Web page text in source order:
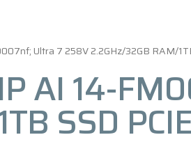
Ultra 7 258V 2.2GHz/32GB RAM/
AI 14-
SSD